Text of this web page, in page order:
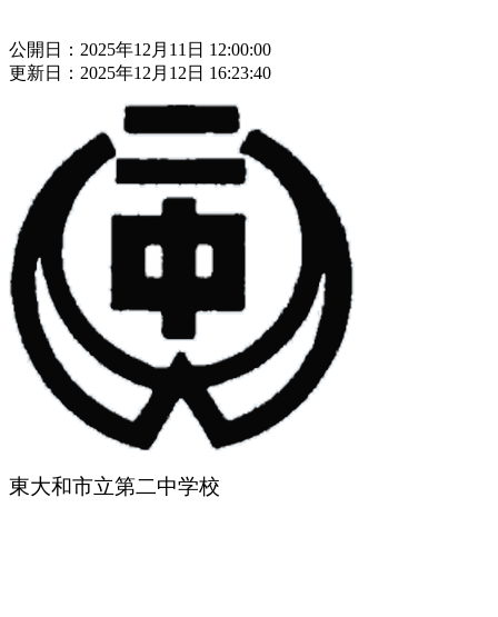
公開日：2025年12月11日 12:00:00
更新日：2025年12月12日 16:23:40
東大和市立第二中学校